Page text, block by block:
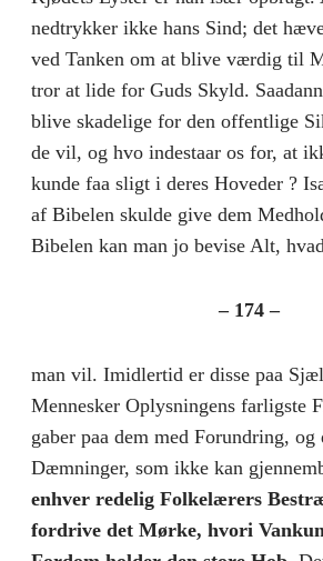
nedtrykker ikke hans Sind; det
ved Tanken om at blive værdig til
tror at lide for Guds Skyld.
blive skadelige for den offentlige
de vil, og hvo indestaar os for, at
kunde faa sligt i deres Hoveder ?
af Bibelen skulde give dem
Bibelen kan man jo bevise Alt, hvad
– 174 –
man vil. Imidlertid er disse paa
Mennesker Oplysningens farligste
gaber paa dem med Forundring, og
Dæmninger, som ikke kan
enhver redelig Folkelærers
fordrive det Mørke, hvori